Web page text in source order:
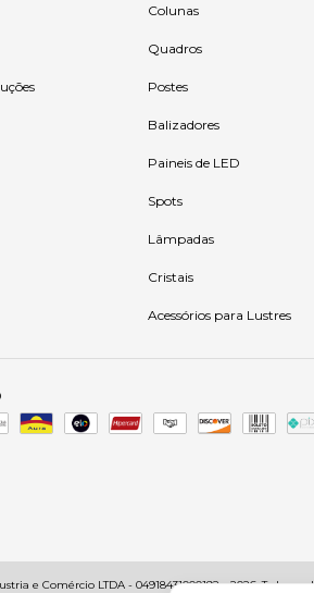
Colunas
Quadros
Postes
Balizadores
Paineis de LED
Spots
Lâmpadas
Cristais
Acessórios para Lustres
e Comércio LTDA - 04918431000192 - 2026. Todos os